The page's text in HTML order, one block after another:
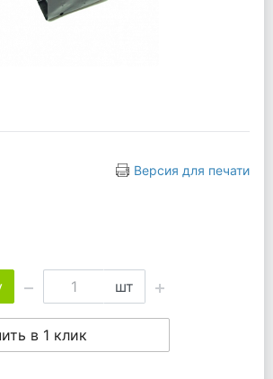
Версия для печати
шт
в 1 клик